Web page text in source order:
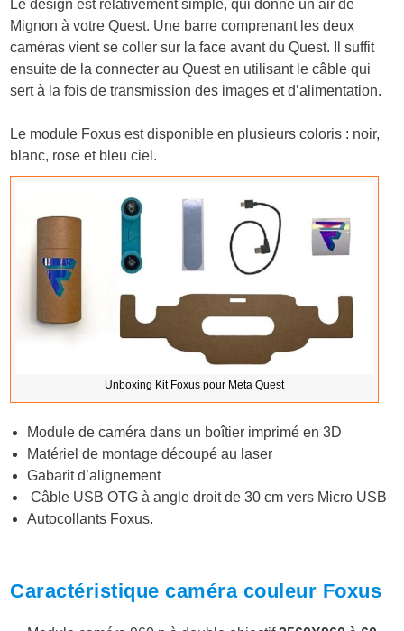
Le design est relativement simple, qui donne un air de
Mignon à votre Quest. Une barre comprenant les deux
caméras vient se coller sur la face avant du Quest. Il suffit
ensuite de la connecter au Quest en utilisant le câble qui
sert à la fois de transmission des images et d’alimentation.
Le module Foxus est disponible en plusieurs coloris : noir,
blanc, rose et bleu ciel.
Unboxing Kit Foxus pour Meta Quest
Module de caméra dans un boîtier imprimé en 3D
Matériel de montage découpé au laser
Gabarit d’alignement
Câble USB OTG à angle droit de 30 cm vers Micro USB
Autocollants Foxus.
Caractéristique caméra couleur Foxus